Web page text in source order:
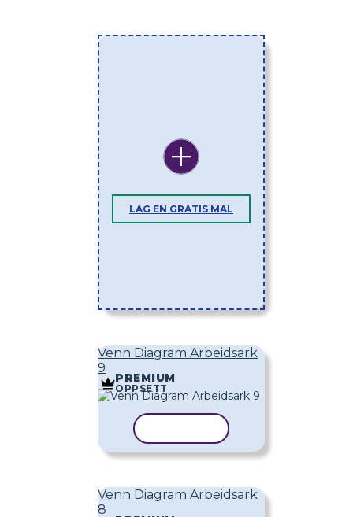
LAG EN GRATIS MAL
Venn Diagram Arbeidsark
9
PREMIUM
OPPSETT
Venn Diagram Arbeidsark
8